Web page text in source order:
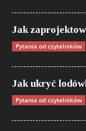
Jak
Pytania od czytelników
Jak ukryć
Pytania od czytelników